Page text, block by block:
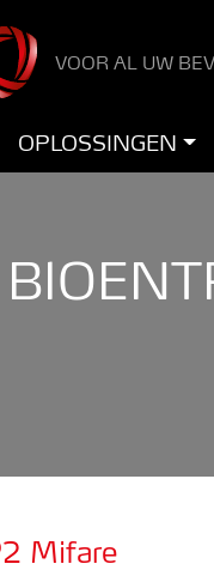
VOOR AL UW
OPLOSSINGEN
Mifare